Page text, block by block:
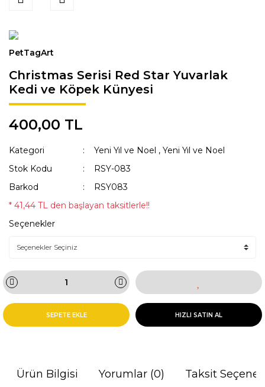
PetTagArt
Christmas Serisi Red Star Yuvarlak
Kedi ve Köpek Künyesi
400,00 TL
Kategori Yeni Yıl ve Noel ,Yeni Yıl ve Noel
Stok Kodu
RSY-083
Barkod
RSY083
* 41,44 TL den başlayan taksitlerle!!
Seçenekler
SEPETE EKLE HIZLI SATIN AL
Ürün Bilgisi Yorumlar (0) Taksit